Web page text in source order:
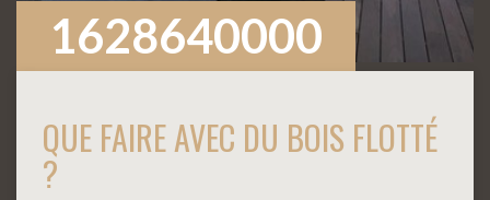
1628640000
QUE FAIRE AVEC DU BOIS FLOTTÉ
?